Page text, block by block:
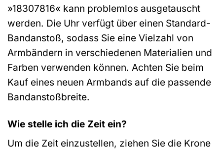
»18307816« kann problemlos ausgetauscht
werden. Die Uhr verfügt über einen Standard-
Bandanstoß, sodass Sie eine Vielzahl von
Armbändern in verschiedenen Materialien und
Farben verwenden können. Achten Sie beim
Kauf eines neuen Armbands auf die passende
Bandanstoßbreite.
Wie stelle ich die Zeit ein?
Um die Zeit einzustellen, ziehen Sie die Krone